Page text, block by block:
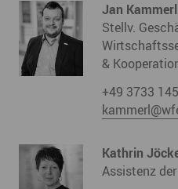
Jan Kammerl
Stellv.
&
+49 3733
Kathrin
Assistenz